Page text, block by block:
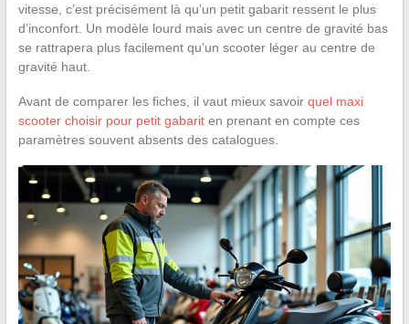
vitesse, c’est précisément là qu’un petit gabarit ressent le plus
d’inconfort. Un modèle lourd mais avec un centre de gravité bas
se rattrapera plus facilement qu’un scooter léger au centre de
gravité haut.
Avant de comparer les fiches, il vaut mieux savoir quel maxi
scooter choisir pour petit gabariten prenant en compte ces
paramètres souvent absents des catalogues.